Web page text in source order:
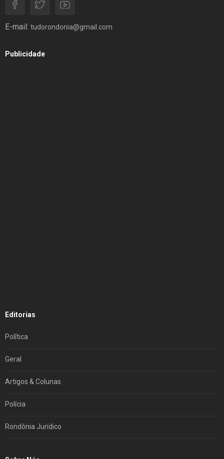
E-mail: tudorondonia@gmail.com
Publicidade
Editorias
Política
Geral
Artigos & Colunas
Polícia
Rondônia Jurídico